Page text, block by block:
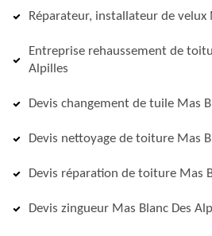
Réparateur, installateur de velux
Entreprise rehaussement de
Alpilles
Devis changement de tuile Mas
Devis nettoyage de toiture Mas
Devis réparation de toiture Mas
Devis zingueur Mas Blanc Des